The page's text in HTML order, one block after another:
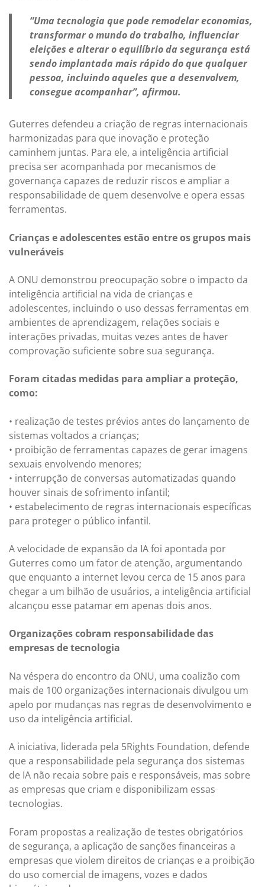
“Uma tecnologia que pode remodelar economias,
transformar o mundo do trabalho, influenciar
eleições e alterar o equilíbrio da segurança está
sendo implantada mais rápido do que qualquer
pessoa, incluindo aqueles que a desenvolvem,
consegue acompanhar”, afirmou.
Guterres defendeu a criação de regras internacionais
harmonizadas para que inovação e proteção
caminhem juntas. Para ele, a inteligência artificial
precisa ser acompanhada por mecanismos de
governança capazes de reduzir riscos e ampliar a
responsabilidade de quem desenvolve e opera essas
ferramentas.
Crianças e adolescentes estão entre os grupos mais
vulneráveis
A ONU demonstrou preocupação sobre o impacto da
inteligência artificial na vida de crianças e
adolescentes, incluindo o uso dessas ferramentas em
ambientes de aprendizagem, relações sociais e
interações privadas, muitas vezes antes de haver
comprovação suficiente sobre sua segurança.
Foram citadas medidas para ampliar a proteção,
como:
• realização de testes prévios antes do lançamento de
sistemas voltados a crianças;
• proibição de ferramentas capazes de gerar imagens
sexuais envolvendo menores;
• interrupção de conversas automatizadas quando
houver sinais de sofrimento infantil;
• estabelecimento de regras internacionais específicas
para proteger o público infantil.
A velocidade de expansão da IA foi apontada por
Guterres como um fator de atenção, argumentando
que enquanto a internet levou cerca de 15 anos para
chegar a um bilhão de usuários, a inteligência artificial
alcançou esse patamar em apenas dois anos.
Organizações cobram responsabilidade das
empresas de tecnologia
Na véspera do encontro da ONU, uma coalizão com
mais de 100 organizações internacionais divulgou um
apelo por mudanças nas regras de desenvolvimento e
uso da inteligência artificial.
A iniciativa, liderada pela 5Rights Foundation, defende
que a responsabilidade pela segurança dos sistemas
de IA não recaia sobre pais e responsáveis, mas sobre
as empresas que criam e disponibilizam essas
tecnologias.
Foram propostas a realização de testes obrigatórios
de segurança, a aplicação de sanções financeiras a
empresas que violem direitos de crianças e a proibição
do uso comercial de imagens, vozes e dados